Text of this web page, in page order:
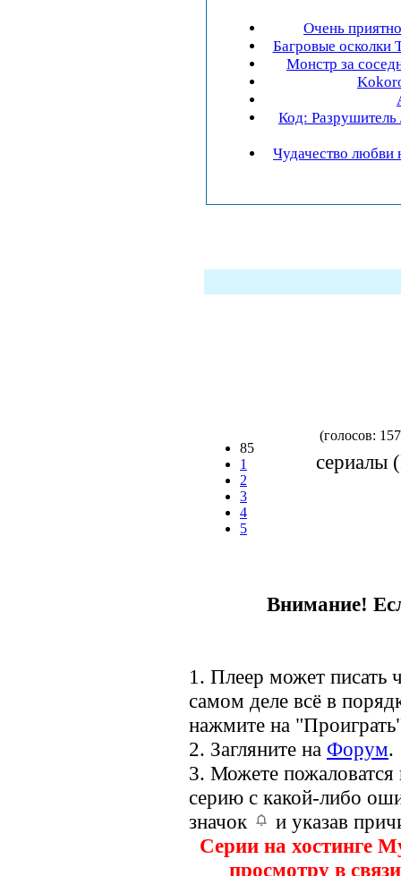
Очень
Багровые
Монстр за
Код:
Чудачество
85
1
2
3
4
5
(голосов:
сериалы
Внимание!
1. Плеер может писать
самом деле всё в
нажмите на
2. Загляните на Форум.
3. Можете
серию с какой-либо
значок
и указав
Серии на хостинге
просмотру в